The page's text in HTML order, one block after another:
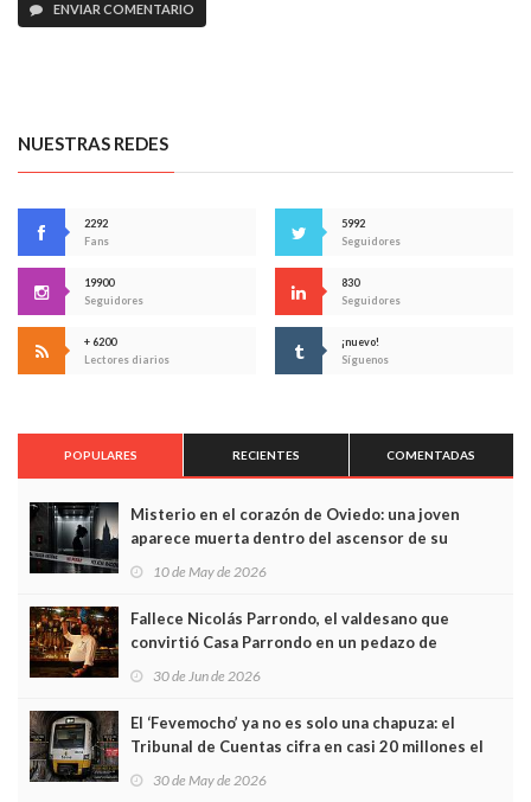
ENVIAR COMENTARIO
NUESTRAS REDES
2292
Fans
5992
Seguidores
19900
Seguidores
830
Seguidores
+ 6200
Lectores diarios
¡nuevo!
Síguenos
POPULARES RECIENTES COMENTADAS
Misterio en el corazón de Oviedo: una joven
aparece muerta dentro del ascensor de su
edificio y las cámaras captan sus últimos minutos
10 de May de 2026
Fallece Nicolás Parrondo, el valdesano que
convirtió Casa Parrondo en un pedazo de
Asturias en Madrid
30 de Jun de 2026
El ‘Fevemocho’ ya no es solo una chapuza: el
Tribunal de Cuentas cifra en casi 20 millones el
sobrecoste de los trenes que no cabían por los
30 de May de 2026